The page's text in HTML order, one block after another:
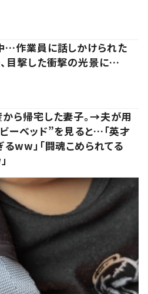
…作業員に話しかけられた
目撃した衝撃の光景に…
から帰宅した妻子。→夫が用
ーベッド”を見ると…「英才
ww」「闘魂こめられてる